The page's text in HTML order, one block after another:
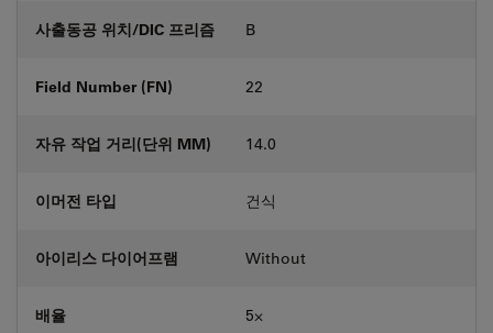
사출동공 위치/DIC 프리즘 B
Field Number (FN) 22
자유 작업 거리(단위 MM) 14.0
이머전 타입 건식
아이리스 다이어프램 Without
배율 5⨉